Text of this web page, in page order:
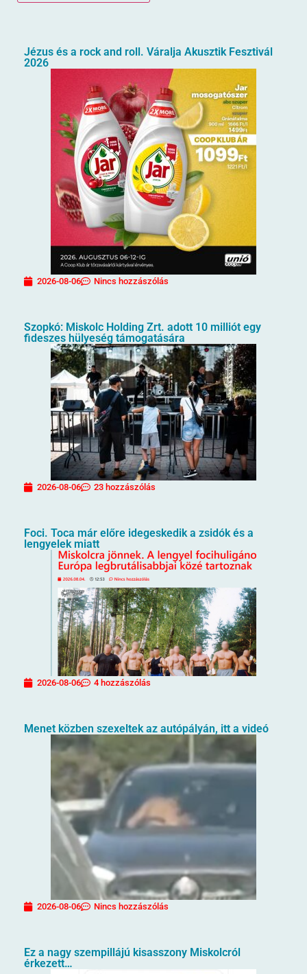
Jézus és a rock and roll. Váralja Akusztik Fesztivál
2026
2026-08-06 Nincs hozzászólás
Szopkó: Miskolc Holding Zrt. adott 10 milliót egy
fideszes hülyeség támogatására
2026-08-06 23 hozzászólás
Foci. Toca már előre idegeskedik a zsidók és a
lengyelek miatt
2026-08-06 4 hozzászólás
Menet közben szexeltek az autópályán, itt a videó
2026-08-06 Nincs hozzászólás
Ez a nagy szempillájú kisasszony Miskolcról
érkezett…